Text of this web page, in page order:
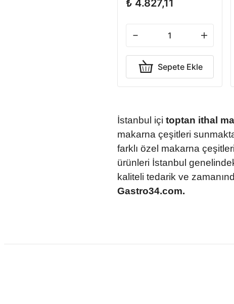
₺ 4.827,11
Sepete Ekle
İstanbul içi toptan ithal
makarna çeşitleri
farklı özel makarna
ürünleri İstanbul
kaliteli tedarik ve
Gastro34.com.